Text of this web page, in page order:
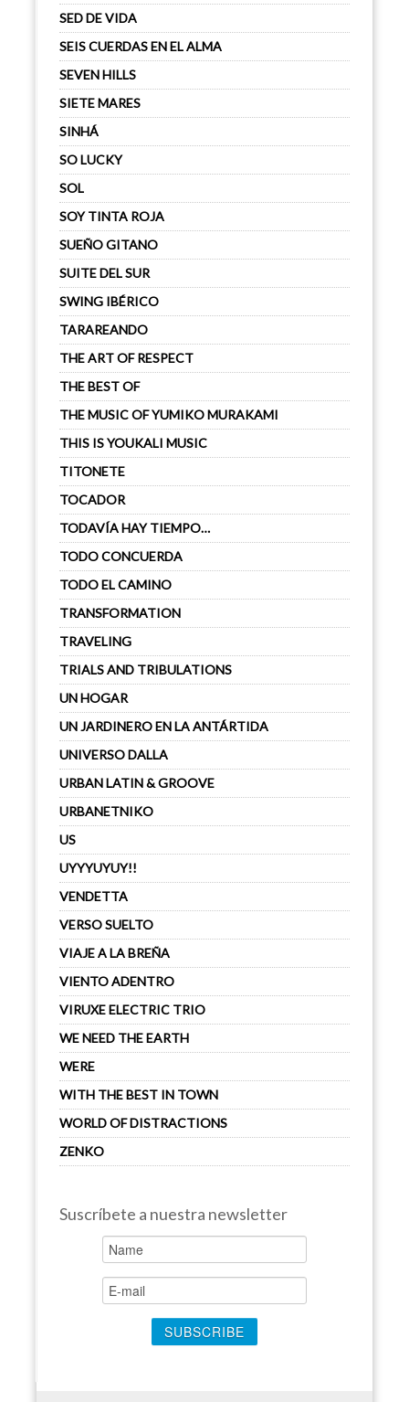
SED DE VIDA
SEIS CUERDAS EN EL ALMA
SEVEN HILLS
SIETE MARES
SINHÁ
SO LUCKY
SOL
SOY TINTA ROJA
SUEÑO GITANO
SUITE DEL SUR
SWING IBÉRICO
TARAREANDO
THE ART OF RESPECT
THE BEST OF
THE MUSIC OF YUMIKO MURAKAMI
THIS IS YOUKALI MUSIC
TITONETE
TOCADOR
TODAVÍA HAY TIEMPO…
TODO CONCUERDA
TODO EL CAMINO
TRANSFORMATION
TRAVELING
TRIALS AND TRIBULATIONS
UN HOGAR
UN JARDINERO EN LA ANTÁRTIDA
UNIVERSO DALLA
URBAN LATIN & GROOVE
URBANETNIKO
US
UYYYUYUY!!
VENDETTA
VERSO SUELTO
VIAJE A LA BREÑA
VIENTO ADENTRO
VIRUXE ELECTRIC TRIO
WE NEED THE EARTH
WERE
WITH THE BEST IN TOWN
WORLD OF DISTRACTIONS
ZENKO
Suscríbete a nuestra newsletter